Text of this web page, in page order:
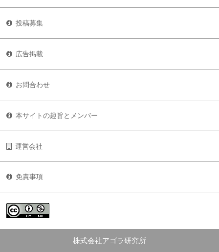
投稿募集
広告掲載
お問合わせ
本サイトの趣旨とメンバー
運営会社
免責事項
株式会社アゴラ研究所